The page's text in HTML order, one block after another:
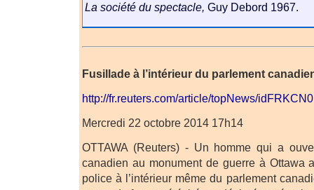
La société du spectacle, Guy Debord 1967.
Fusillade à l’intérieur du parlement
http://fr.reuters.com/article/topNews/
Mercredi 22 octobre 2014 17h14
OTTAWA (Reuters) - Un homme qui a
canadien au monument de guerre à Ottawa
police à l’intérieur même du parlement